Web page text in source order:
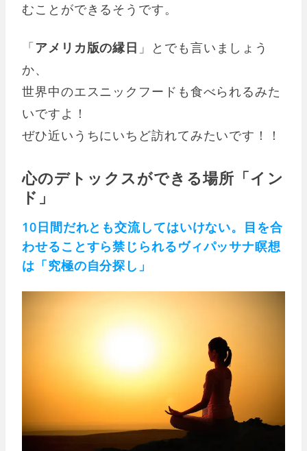
むことができるそうです。
「アメリカ版の縁日 」とでも言いましょう
か、
世界中のエスニックフードも食べられるみた
いですよ！
ぜひ近いうちにいちど訪れてみたいです！！
心のデトックスができる場所「イン
ド」
10日間だれとも交流してはいけない。目を合
わせることすら禁じられるヴィパッサナ瞑想
は「究極の自分探し」